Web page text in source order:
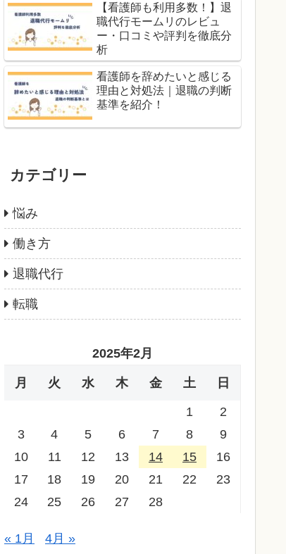
【看護師も利用多数！】退
職代行モームリのレビュ
ー・口コミや評判を徹底分
析
看護師を辞めたいと感じる
理由と対処法｜退職の判断
基準を紹介！
カテゴリー
悩み
働き方
退職代行
転職
2025年2月
月 火 水 木 金 土 日
1
2
3
4 5 6 7 8
9
10
11 12 13 14 15
16
17
18 19 20 21 22
23
24
25 26 27 28
« 1月 4月 »